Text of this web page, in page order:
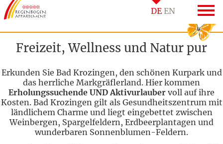
DE EN
Freizeit, Wellness und Natur pur
Erkunden Sie Bad Krozingen, den schönen Kurpark und
das herrliche Markgräflerland. Hier kommen
Erholungssuchende UND Aktivurlauber voll auf ihre
Kosten. Bad Krozingen gilt als Gesundheitszentrum mit
ländlichem Charme und liegt eingebettet zwischen
Weinbergen, Spargelfeldern, Erdbeerplantagen und
wunderbaren Sonnenblumen-Feldern.